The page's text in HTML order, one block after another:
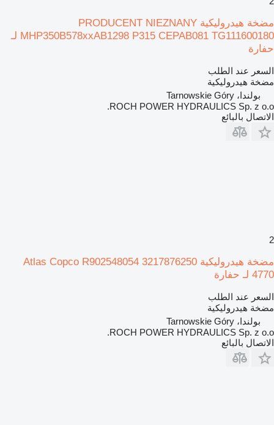
مضخة هيدروليكية PRODUCENT NIEZNANY
MHP350B578xxAB1298 P315 CEPAB081 TG111600180 لـ
حفارة
السعر عند الطلب
مضخة هيدروليكية
بولندا، Tarnowskie Góry
ROCH POWER HYDRAULICS Sp. z o.o.
الاتصال بالبائع
2
مضخة هيدروليكية Atlas Copco R902548054 3217876250
4770 لـ حفارة
السعر عند الطلب
مضخة هيدروليكية
بولندا، Tarnowskie Góry
ROCH POWER HYDRAULICS Sp. z o.o.
الاتصال بالبائع